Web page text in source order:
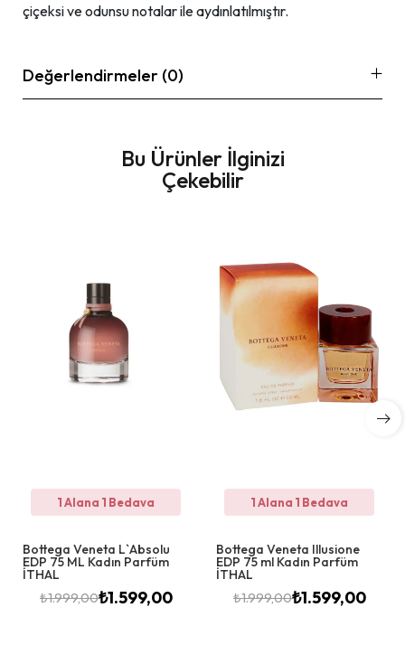
çiçeksi ve odunsu notalar ile aydınlatılmıştır.
Değerlendirmeler (0)
Bu Ürünler İlginizi
Çekebilir
1 Alana 1 Bedava
Bottega Veneta L`Absolu
EDP 75 ML Kadın Parfüm
İTHAL
₺1.999,00₺1.599,00
1 Alana 1 Bedava
Bottega Veneta Illusione
EDP 75 ml Kadın Parfüm
İTHAL
₺1.999,00₺1.599,00